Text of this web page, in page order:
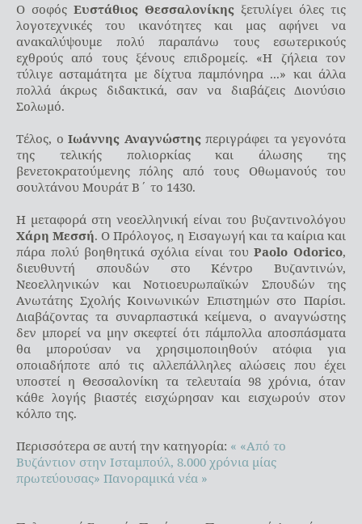
Ο σοφός Ευστάθιος Θεσσαλονίκης ξετυλίγει όλες τις
λογοτεχνικές του ικανότητες και μας αφήνει να
ανακαλύψουμε πολύ παραπάνω τους εσωτερικούς
εχθρούς από τους ξένους επιδρομείς. «Η ζήλεια τον
τύλιγε ασταμάτητα με δίχτυα παμπόνηρα ...» και άλλα
πολλά άκρως διδακτικά, σαν να διαβάζεις Διονύσιο
Σολωμό.
Τέλος, ο Ιωάννης Αναγνώστηςπεριγράφει τα γεγονότα
της τελικής πολιορκίας και άλωσης της
βενετοκρατούμενης πόλης από τους Οθωμανούς του
σουλτάνου Μουράτ Β΄ το 1430.
Η μεταφορά στη νεοελληνική είναι του βυζαντινολόγου
Χάρη Μεσσή. Ο Πρόλογος, η Εισαγωγή και τα καίρια και
πάρα πολύ βοηθητικά σχόλια είναι τουPaolo Odorico,
διευθυντή σπουδών στο Κέντρο Βυζαντινών,
Νεοελληνικών και Νοτιοευρωπαϊκών Σπουδών της
Ανωτάτης Σχολής Κοινωνικών Επιστημών στο Παρίσι.
Διαβάζοντας τα συναρπαστικά κείμενα, ο αναγνώστης
δεν μπορεί να μην σκεφτεί ότι πάμπολλα αποσπάσματα
θα μπορούσαν να χρησιμοποιηθούν ατόφια για
οποιαδήποτε από τις αλλεπάλληλες αλώσεις που έχει
υποστεί η Θεσσαλονίκη τα τελευταία 98 χρόνια, όταν
κάθε λογής βιαστές εισχώρησαν και εισχωρούν στον
κόλπο της.
Περισσότερα σε αυτή την κατηγορία: « «Από το
Βυζάντιον στην Ισταμπούλ, 8.000 χρόνια μίας
πρωτεύουσας» Πανοραμικά νέα »